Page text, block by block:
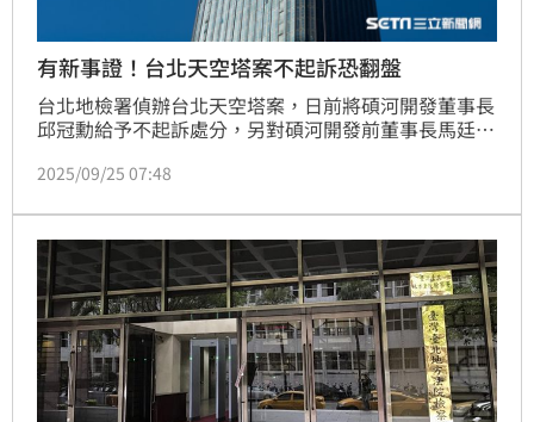
有新事證！台北天空塔案不起訴恐翻盤
台北地檢署偵辦台北天空塔案，日前將碩河開發董事長
邱冠勳給予不起訴處分，另對碩河開發前董事長馬廷海
邱、馬2人間疑有台幣約2.2億餘元異常金流，此一新事
2025/09/25 07:48